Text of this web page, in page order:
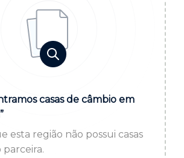
não tem registro:
casas de câmbio em
esta região não possui casas
parceira.